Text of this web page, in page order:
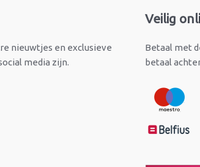
nieuwtjes en exclusieve
media zijn.
Veilig
Betaal met
betaal